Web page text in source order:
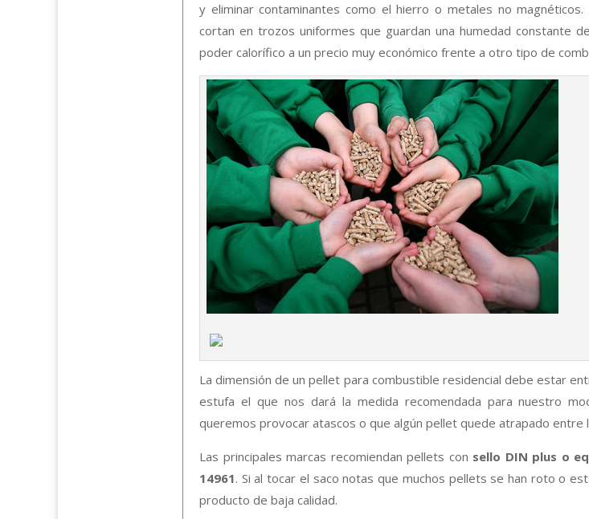
y eliminar contaminantes como el hierro o metales no
cortan en trozos uniformes que guardan una humedad constante
poder calorífico a un precio muy económico frente a otro tipo de
La dimensión de un pellet para combustible residencial debe estar
estufa el que nos dará la medida recomendada para nuestro
queremos provocar atascos o que algún pellet quede atrapado entre
Las principales marcas recomiendan pellets con sello DIN plus o
14961. Si al tocar el saco notas que muchos pellets se han roto o
producto de baja calidad.